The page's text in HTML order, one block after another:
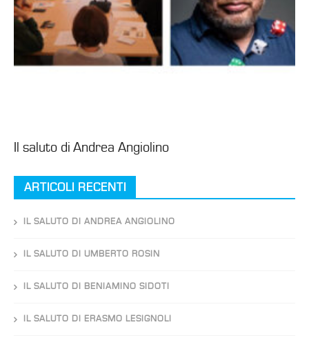
Il saluto di Andrea Angiolino
ARTICOLI RECENTI
IL SALUTO DI ANDREA ANGIOLINO
IL SALUTO DI UMBERTO ROSIN
IL SALUTO DI BENIAMINO SIDOTI
IL SALUTO DI ERASMO LESIGNOLI